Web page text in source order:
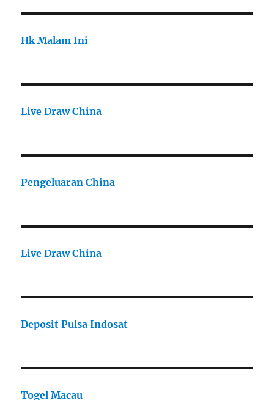
Hk Malam Ini
Live Draw China
Pengeluaran China
Live Draw China
Deposit Pulsa Indosat
Togel Macau